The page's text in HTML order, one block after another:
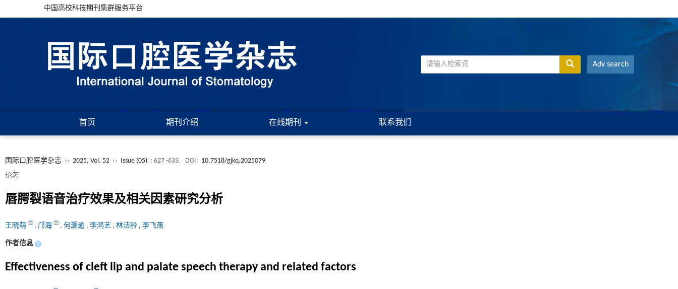
中国高校科技期刊集群服务平台
Adv search
首页 期刊介绍 在线期刊 联系我们
国际口腔医学杂志 ›› 2025, Vol. 52 ›› Issue (05) : 627 -633. DOI: 10.7518/gjkq.2025079
论著
唇腭裂语音治疗效果及相关因素研究分析
王晓萌 , 邝海 , 何灏逾 , 李鸿艺 , 林洁舲 , 李飞燕
作者信息 +
Effectiveness of cleft lip and palate speech therapy and related factors